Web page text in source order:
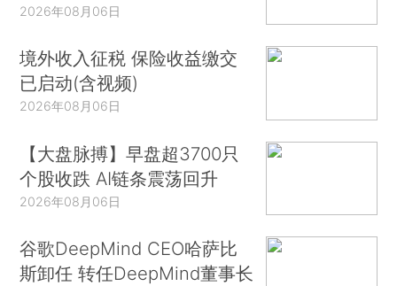
2026年08月06日
境外收入征税 保险收益缴交
已启动(含视频)
2026年08月06日
【大盘脉搏】早盘超3700只
个股收跌 AI链条震荡回升
2026年08月06日
谷歌DeepMind CEO哈萨比
斯卸任 转任DeepMind董事长